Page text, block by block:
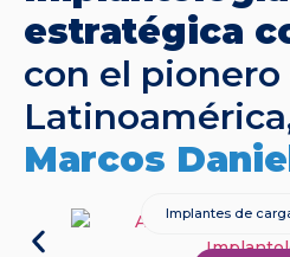
estratégica
con el pionero
Marcos
Implantes de